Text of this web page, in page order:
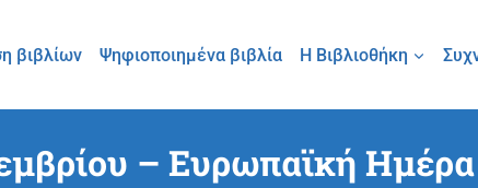
βιβλίων Ψηφιοποιημένα βιβλία Η Βιβλιοθήκη
– Ευρωπαϊκή